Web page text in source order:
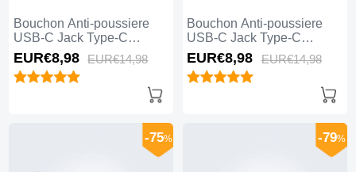
Bouchon Anti-poussiere
USB-C Jack Type-C
Universel H13 pour Apple
iPhone 15 Pro Max Violet
EUR€8,98 EUR€14,98
Bouchon Anti-poussiere
USB-C Jack Type-C
Universel H12 pour Apple
iPhone 15 Pro Max Bleu
EUR€8,98 EUR€14,98
-75% -79%